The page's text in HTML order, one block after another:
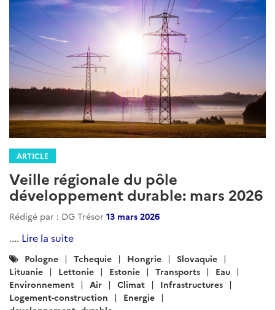
ARTICLE
Veille régionale du pôle
développement durable: mars 2026
Rédigé par : DG Trésor 13 mars 2026
.... Lire la suite
Catégories
:
Pologne Tchequie Hongrie
Slovaquie
Lituanie
Lettonie Estonie Transports
Eau
Environnement
Air Climat
Infrastructures
Logement-construction
Energie